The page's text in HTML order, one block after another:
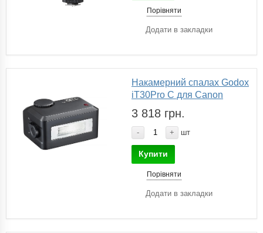
Порівняти
Додати в закладки
Накамерний спалах Godox
iT30Pro C для Canon
3 818 грн.
- + шт
Купити
Порівняти
Додати в закладки